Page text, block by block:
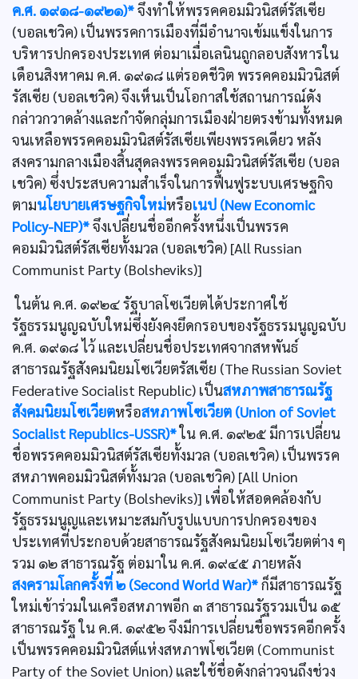
ค.ศ. ๑๙๑๘-๑๙๒๑)*จึงทำให้พรรคคอมมิวนิสต์รัสเซีย
(บอลเชวิค) เป็นพรรคการเมืองที่มีอำนาจเข้มแข็งในการ
บริหารปกครองประเทศ ต่อมาเมื่อเลนินถูกลอบสังหารใน
เดือนสิงหาคม ค.ศ. ๑๙๑๘ แต่รอดชีวิต พรรคคอมมิวนิสต์
รัสเซีย (บอลเชวิค) จึงเห็นเป็นโอกาสใช้สถานการณ์ดัง
กล่าวกวาดล้างและกำจัดกลุ่มการเมืองฝ่ายตรงข้ามทั้งหมด
จนเหลือพรรคคอมมิวนิสต์รัสเซียเพียงพรรคเดียว หลัง
สงครามกลางเมืองสิ้นสุดลงพรรคคอมมิวนิสต์รัสเซีย (บอล
เชวิค) ซึ่งประสบความสำเร็จในการฟื้นฟูระบบเศรษฐกิจ
ตามนโยบายเศรษฐกิจใหม่หรือเนป (New Economic
Policy-NEP)*จึงเปลี่ยนชื่ออีกครั้งหนึ่งเป็นพรรค
คอมมิวนิสต์รัสเซียทั้งมวล (บอลเชวิค) [All Russian
Communist Party (Bolsheviks)]
ในต้น ค.ศ. ๑๙๒๔ รัฐบาลโซเวียตได้ประกาศใช้
รัฐธรรมนูญฉบับใหม่ซึ่งยังคงยึดกรอบของรัฐธรรมนูญฉบับ
ค.ศ. ๑๙๑๘ ไว้ และเปลี่ยนชื่อประเทศจากสหพันธ์
สาธารณรัฐสังคมนิยมโซเวียตรัสเซีย (The Russian Soviet
Federative Socialist Republic) เป็นสหภาพสาธารณรัฐ
สังคมนิยมโซเวียตหรือสหภาพโซเวียต (Union of Soviet
Socialist Republics-USSR)*ใน ค.ศ. ๑๙๒๕ มีการเปลี่ยน
ชื่อพรรคคอมมิวนิสต์รัสเซียทั้งมวล (บอลเชวิค) เป็นพรรค
สหภาพคอมมิวนิสต์ทั้งมวล (บอลเชวิค) [All Union
Communist Party (Bolsheviks)] เพื่อให้สอดคล้องกับ
รัฐธรรมนูญและเหมาะสมกับรูปแบบการปกครองของ
ประเทศที่ประกอบด้วยสาธารณรัฐสังคมนิยมโซเวียตต่าง ๆ
รวม ๑๒ สาธารณรัฐ ต่อมาใน ค.ศ. ๑๙๔๕ ภายหลัง
สงครามโลกครั้งที่ ๒ (Second World War)*ก็มีสาธารณรัฐ
ใหม่เข้าร่วมในเครือสหภาพอีก ๓ สาธารณรัฐรวมเป็น ๑๕
สาธารณรัฐ ใน ค.ศ. ๑๙๕๒ จึงมีการเปลี่ยนชื่อพรรคอีกครั้ง
เป็นพรรคคอมมิวนิสต์แห่งสหภาพโซเวียต (Communist
Party of the Soviet Union) และใช้ชื่อดังกล่าวจนถึงช่วง